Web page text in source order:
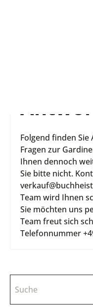
Folgend finden
Fragen zur
Ihnen dennoch
Sie bitte nicht.
Team wird Ihnen
Sie möchten uns
Team freut sich
Telefonnummer